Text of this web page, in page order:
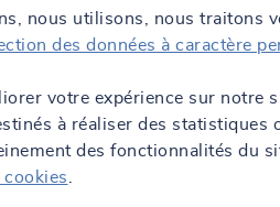
nous utilisons, nous traitons
des données à caractère
votre expérience sur notre
à réaliser des statistiques
des fonctionnalités du
cookies